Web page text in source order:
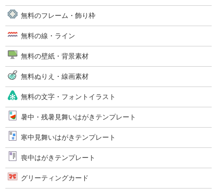
無料のフレーム・飾り枠
無料の線・ライン
無料の壁紙・背景素材
無料ぬりえ・線画素材
無料の文字・フォントイラスト
暑中・残暑見舞いはがきテンプレート
寒中見舞いはがきテンプレート
喪中はがきテンプレート
グリーティングカード